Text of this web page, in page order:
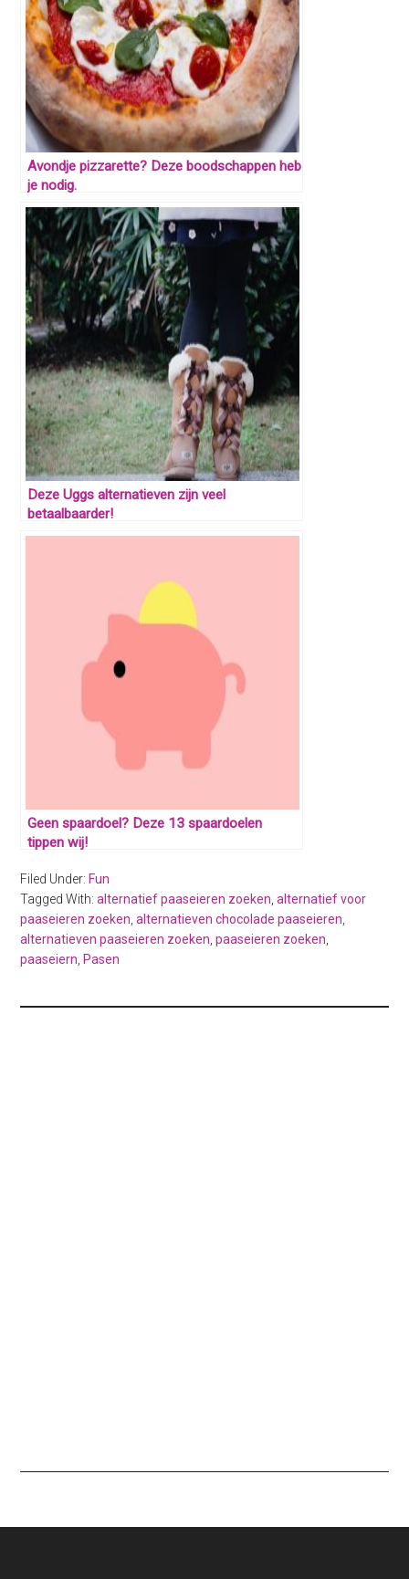
Avondje pizzarette? Deze boodschappen heb
je nodig.
Deze Uggs alternatieven zijn veel
betaalbaarder!
Geen spaardoel? Deze 13 spaardoelen
tippen wij!
Filed Under:Fun
Tagged With:alternatief paaseieren zoeken ,alternatief voor
paaseieren zoeken ,alternatieven chocolade paaseieren
alternatieven paaseieren zoeken ,paaseieren zoeken
paaseiern ,Pasen